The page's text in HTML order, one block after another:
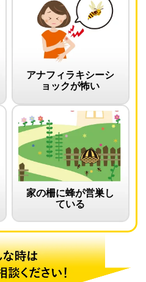
アナフィラキシーシ
ョックが怖い
家の柵に蜂が営巣し
ている